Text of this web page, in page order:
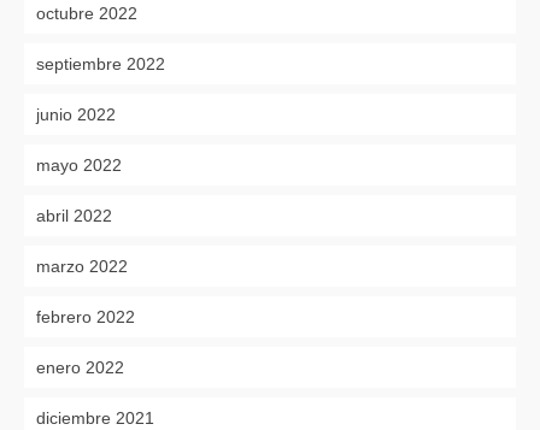
octubre 2022
septiembre 2022
junio 2022
mayo 2022
abril 2022
marzo 2022
febrero 2022
enero 2022
diciembre 2021